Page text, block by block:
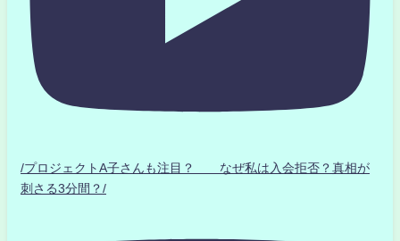
/プロジェクトA子さんも注目？ なぜ私は入会拒否？真相が
刺さる3分間？/